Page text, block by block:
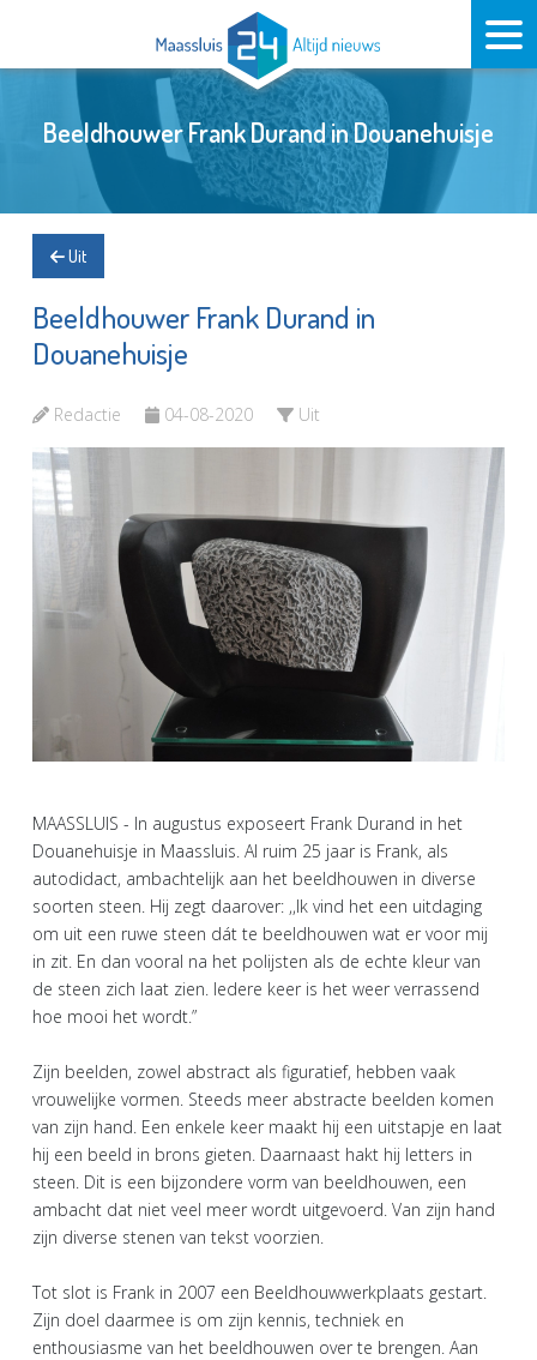
Beeldhouwer Frank Durand in Douanehuisje
Uit
Beeldhouwer Frank Durand in
Douanehuisje
Redactie 04-08-2020 Uit
MAASSLUIS - In augustus exposeert Frank Durand in het
Douanehuisje in Maassluis. Al ruim 25 jaar is Frank, als
autodidact, ambachtelijk aan het beeldhouwen in diverse
soorten steen. Hij zegt daarover: ,,Ik vind het een uitdaging
om uit een ruwe steen dát te beeldhouwen wat er voor mij
in zit. En dan vooral na het polijsten als de echte kleur van
de steen zich laat zien. Iedere keer is het weer verrassend
hoe mooi het wordt.”
Zijn beelden, zowel abstract als figuratief, hebben vaak
vrouwelijke vormen. Steeds meer abstracte beelden komen
van zijn hand. Een enkele keer maakt hij een uitstapje en laat
hij een beeld in brons gieten. Daarnaast hakt hij letters in
steen. Dit is een bijzondere vorm van beeldhouwen, een
ambacht dat niet veel meer wordt uitgevoerd. Van zijn hand
zijn diverse stenen van tekst voorzien.
Tot slot is Frank in 2007 een Beeldhouwwerkplaats gestart.
Zijn doel daarmee is om zijn kennis, techniek en
enthousiasme van het beeldhouwen over te brengen. Aan